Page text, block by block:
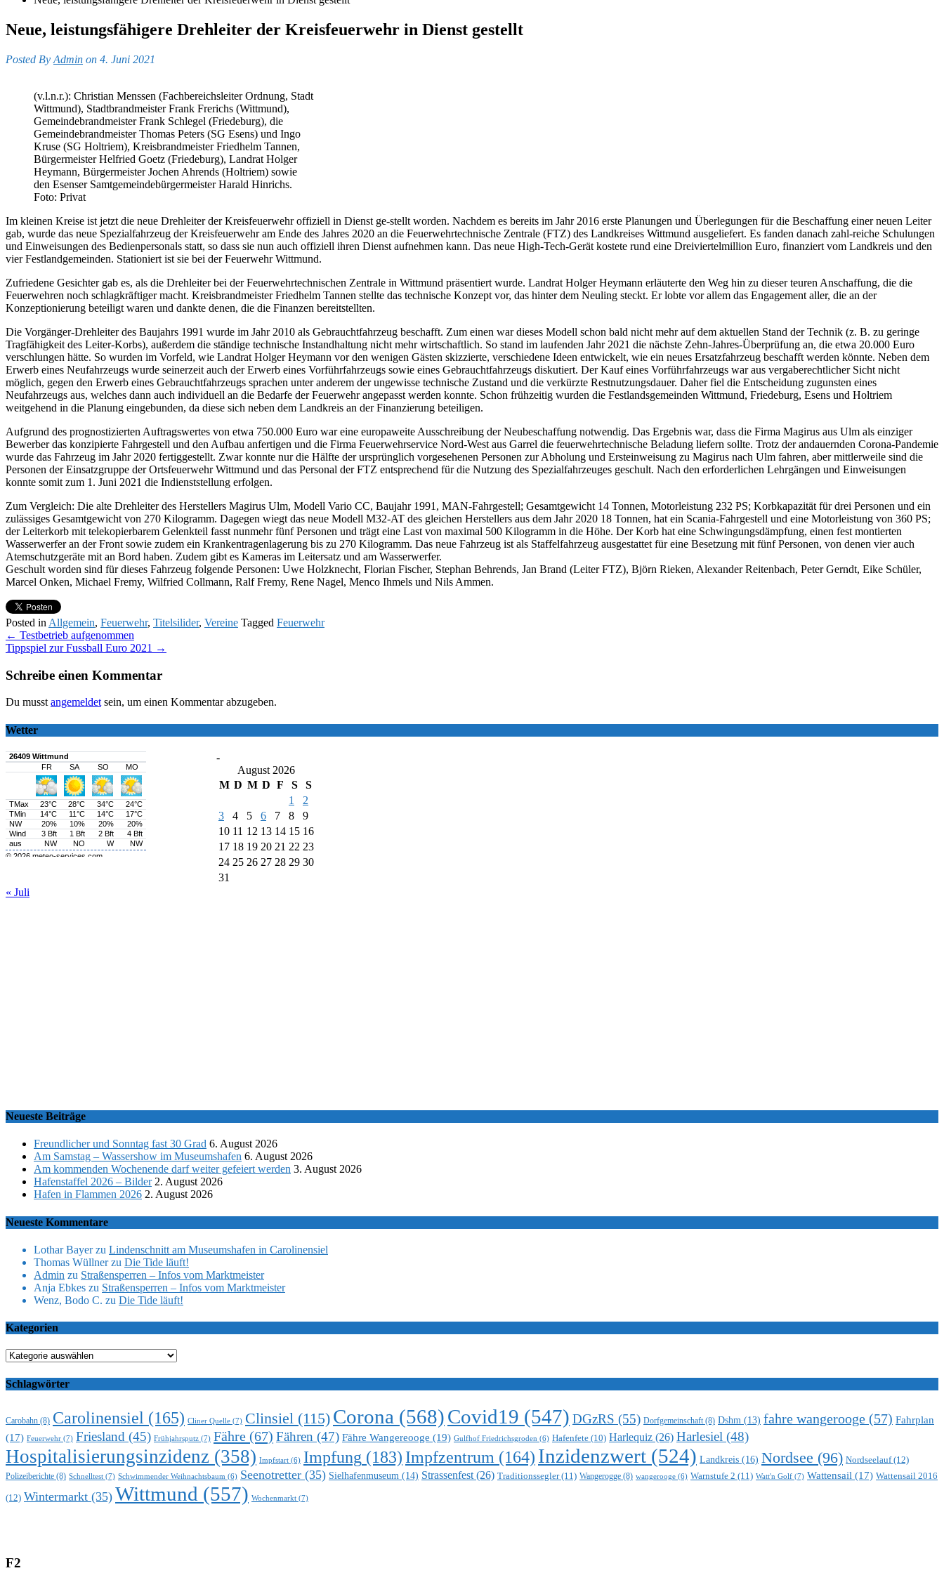
Neue, leistungsfähigere Drehleiter der Kreisfeuerwehr in Dienst gestellt
Posted By Admin on 4. Juni 2021
(v.l.n.r.): Christian Menssen (Fachbereichsleiter Ordnung, Stadt
Wittmund), Stadtbrandmeister Frank Frerichs (Wittmund),
Gemeindebrandmeister Frank Schlegel (Friedeburg), die
Gemeindebrandmeister Thomas Peters (SG Esens) und Ingo
Kruse (SG Holtriem), Kreisbrandmeister Friedhelm Tannen,
Bürgermeister Helfried Goetz (Friedeburg), Landrat Holger
Heymann, Bürgermeister Jochen Ahrends (Holtriem) sowie
den Esenser Samtgemeindebürgermeister Harald Hinrichs.
Foto: Privat
Im kleinen Kreise ist jetzt die neue Drehleiter der Kreisfeuerwehr offiziell in Dienst ge-stellt worden. Nachdem es bereits im Jahr 2016 erste Planungen und Überlegungen für die Beschaffung einer neuen Leiter
gab, wurde das neue Spezialfahrzeug der Kreisfeuerwehr am Ende des Jahres 2020 an die Feuerwehrtechnische Zentrale (FTZ) des Landkreises Wittmund ausgeliefert. Es fanden danach zahl-reiche Schulungen
und Einweisungen des Bedienpersonals statt, so dass sie nun auch offiziell ihren Dienst aufnehmen kann. Das neue High-Tech-Gerät kostete rund eine Dreiviertelmillion Euro, finanziert vom Landkreis und den
vier Festlandgemeinden. Stationiert ist sie bei der Feuerwehr Wittmund.
Zufriedene Gesichter gab es, als die Drehleiter bei der Feuerwehrtechnischen Zentrale in Wittmund präsentiert wurde. Landrat Holger Heymann erläuterte den Weg hin zu dieser teuren Anschaffung, die die
Feuerwehren noch schlagkräftiger macht. Kreisbrandmeister Friedhelm Tannen stellte das technische Konzept vor, das hinter dem Neuling steckt. Er lobte vor allem das Engagement aller, die an der
Konzeptionierung beteiligt waren und dankte denen, die die Finanzen bereitstellten.
Die Vorgänger-Drehleiter des Baujahrs 1991 wurde im Jahr 2010 als Gebrauchtfahrzeug beschafft. Zum einen war dieses Modell schon bald nicht mehr auf dem aktuellen Stand der Technik (z. B. zu geringe
Tragfähigkeit des Leiter-Korbs), außerdem die ständige technische Instandhaltung nicht mehr wirtschaftlich. So stand im laufenden Jahr 2021 die nächste Zehn-Jahres-Überprüfung an, die etwa 20.000 Euro
verschlungen hätte. So wurden im Vorfeld, wie Landrat Holger Heymann vor den wenigen Gästen skizzierte, verschiedene Ideen entwickelt, wie ein neues Ersatzfahrzeug beschafft werden könnte. Neben dem
Erwerb eines Neufahrzeugs wurde seinerzeit auch der Erwerb eines Vorführfahrzeugs sowie eines Gebrauchtfahrzeugs diskutiert. Der Kauf eines Vorführfahrzeugs war aus vergaberechtlicher Sicht nicht
möglich, gegen den Erwerb eines Gebrauchtfahrzeugs sprachen unter anderem der ungewisse technische Zustand und die verkürzte Restnutzungsdauer. Daher fiel die Entscheidung zugunsten eines
Neufahrzeugs aus, welches dann auch individuell an die Bedarfe der Feuerwehr angepasst werden konnte. Schon frühzeitig wurden die Festlandsgemeinden Wittmund, Friedeburg, Esens und Holtriem
weitgehend in die Planung eingebunden, da diese sich neben dem Landkreis an der Finanzierung beteiligen.
Aufgrund des prognostizierten Auftragswertes von etwa 750.000 Euro war eine europaweite Ausschreibung der Neubeschaffung notwendig. Das Ergebnis war, dass die Firma Magirus aus Ulm als einziger
Bewerber das konzipierte Fahrgestell und den Aufbau anfertigen und die Firma Feuerwehrservice Nord-West aus Garrel die feuerwehrtechnische Beladung liefern sollte. Trotz der andauernden Corona-Pandemie
wurde das Fahrzeug im Jahr 2020 fertiggestellt. Zwar konnte nur die Hälfte der ursprünglich vorgesehenen Personen zur Abholung und Ersteinweisung zu Magirus nach Ulm fahren, aber mittlerweile sind die
Personen der Einsatzgruppe der Ortsfeuerwehr Wittmund und das Personal der FTZ entsprechend für die Nutzung des Spezialfahrzeuges geschult. Nach den erforderlichen Lehrgängen und Einweisungen
konnte somit zum 1. Juni 2021 die Indienststellung erfolgen.
Zum Vergleich: Die alte Drehleiter des Herstellers Magirus Ulm, Modell Vario CC, Baujahr 1991, MAN-Fahrgestell; Gesamtgewicht 14 Tonnen, Motorleistung 232 PS; Korbkapazität für drei Personen und ein
zulässiges Gesamtgewicht von 270 Kilogramm. Dagegen wiegt das neue Modell M32-AT des gleichen Herstellers aus dem Jahr 2020 18 Tonnen, hat ein Scania-Fahrgestell und eine Motorleistung von 360 PS;
der Leiterkorb mit telekopierbarem Gelenkteil fasst nunmehr fünf Personen und trägt eine Last von maximal 500 Kilogramm in die Höhe. Der Korb hat eine Schwingungsdämpfung, einen fest montierten
Wasserwerfer an der Front sowie zudem ein Krankentragenlagerung bis zu 270 Kilogramm. Das neue Fahrzeug ist als Staffelfahrzeug ausgestattet für eine Besetzung mit fünf Personen, von denen vier auch
Atemschutzgeräte mit an Bord haben. Zudem gibt es Kameras im Leitersatz und am Wasserwerfer.
Geschult worden sind für dieses Fahrzeug folgende Personen: Uwe Holzknecht, Florian Fischer, Stephan Behrends, Jan Brand (Leiter FTZ), Björn Rieken, Alexander Reitenbach, Peter Gerndt, Eike Schüler,
Marcel Onken, Michael Fremy, Wilfried Collmann, Ralf Fremy, Rene Nagel, Menco Ihmels und Nils Ammen.
Posted in Allgemein, Feuerwehr, Titelsilider, Vereine Tagged Feuerwehr
Post
navigation
← Testbetrieb aufgenommen
Tippspiel zur Fussball Euro 2021 →
Schreibe einen Kommentar
Du musst angemeldet sein, um einen Kommentar abzugeben.
Wetter
-
August 2026
M D M D F S
S
1
2
3
4 5 6 7 8
9
10 11 12 13 14 15 16
17 18 19 20 21 22 23
24 25 26 27 28 29 30
31
« Juli
Neueste Beiträge
Freundlicher und Sonntag fast 30 Grad 6. August 2026
Am Samstag – Wassershow im Museumshafen 6. August 2026
Am kommenden Wochenende darf weiter gefeiert werden 3. August 2026
Hafenstaffel 2026 – Bilder 2. August 2026
Hafen in Flammen 2026 2. August 2026
Neueste Kommentare
Lothar Bayerzu Lindenschnitt am Museumshafen in Carolinensiel
Thomas Wüllnerzu Die Tide läuft!
Admin zu Straßensperren – Infos vom Marktmeister
Anja Ebkes zu Straßensperren – Infos vom Marktmeister
Wenz, Bodo C. zu Die Tide läuft!
Kategorien
Kategorien
Schlagwörter
Carobahn (8) Carolinensiel (165) Cliner Quelle (7) Clinsiel (115) Corona (568)Covid19 (547) DGzRS (55) Dorfgemeinschaft(8) Dshm (13) fahre wangerooge (57) Fahrplan
(17) Feuerwehr (7) Friesland (45) Frühjahrsputz (7) Fähre (67) Fähren (47) Fähre Wangereooge (19) Gulfhof Friedrichsgroden (6) Hafenfete (10) Harlequiz (26) Harlesiel (48)
Hospitalisierungsinzidenz (358) Impfstart (6) Impfung (183) Impfzentrum (164) Inzidenzwert (524) Landkreis (16) Nordsee (96) Nordseelauf(12)
Polizeiberichte (8) Schnelltest (7) Schwimmender Weihnachtsbaum (6) Seenotretter (35) Sielhafenmuseum (14) Strassenfest(26) Traditionssegler(11) Wangerogge (8) wangerooge (6) Warnstufe 2 (11) Watt'n Golf (7) Wattensail (17) Wattensail 2016
(12) Wintermarkt (35) Wittmund (557) Wochenmarkt (7)
F2